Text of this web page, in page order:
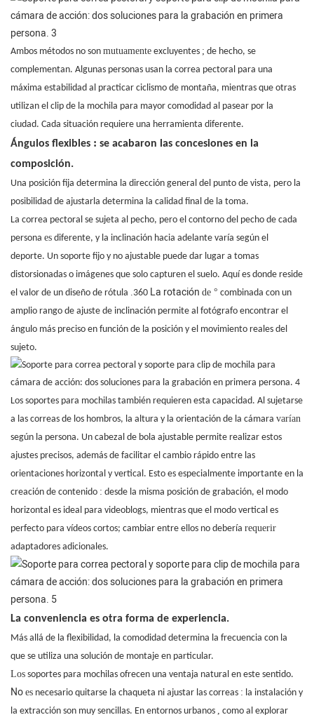
Ambos métodos no son mutuamente excluyentes ; de hecho, se
complementan. Algunas personas usan la correa pectoral para una
máxima estabilidad al practicar ciclismo de montaña, mientras que otras
utilizan el clip de la mochila para mayor comodidad al pasear por la
ciudad. Cada situación requiere una herramienta diferente.
Ángulos flexibles : se acabaron las concesiones en la
composición.
Una posición fija determina la dirección general del punto de vista, pero la
posibilidad de ajustarla determina la calidad final de la toma.
La correa pectoral se sujeta al pecho, pero el contorno del pecho de cada
persona es diferente, y la inclinación hacia adelante varía según el
deporte. Un soporte fijo y no ajustable puede dar lugar a tomas
distorsionadas o imágenes que solo capturen el suelo. Aquí es donde reside
el valor de un diseño de rótula .360 La rotación de ° combinada con un
amplio rango de ajuste de inclinación permite al fotógrafo encontrar el
ángulo más preciso en función de la posición y el movimiento reales del
sujeto.
Los soportes para mochilas también requieren esta capacidad. Al sujetarse
a las correas de los hombros, la altura y la orientación de la cámara varían
según la persona. Un cabezal de bola ajustable permite realizar estos
ajustes precisos, además de facilitar el cambio rápido entre las
orientaciones horizontal y vertical. Esto es especialmente importante en la
creación de contenido : desde la misma posición de grabación, el modo
horizontal es ideal para videoblogs, mientras que el modo vertical es
perfecto para vídeos cortos; cambiar entre ellos no debería requerir
adaptadores adicionales.
La conveniencia es otra forma de experiencia.
Más allá de la flexibilidad, la comodidad determina la frecuencia con la
que se utiliza una solución de montaje en particular.
Los soportes para mochilas ofrecen una ventaja natural en este sentido.
No es necesario quitarse la chaqueta ni ajustar las correas : la instalación y
la extracción son muy sencillas. En entornos urbanos , como al explorar